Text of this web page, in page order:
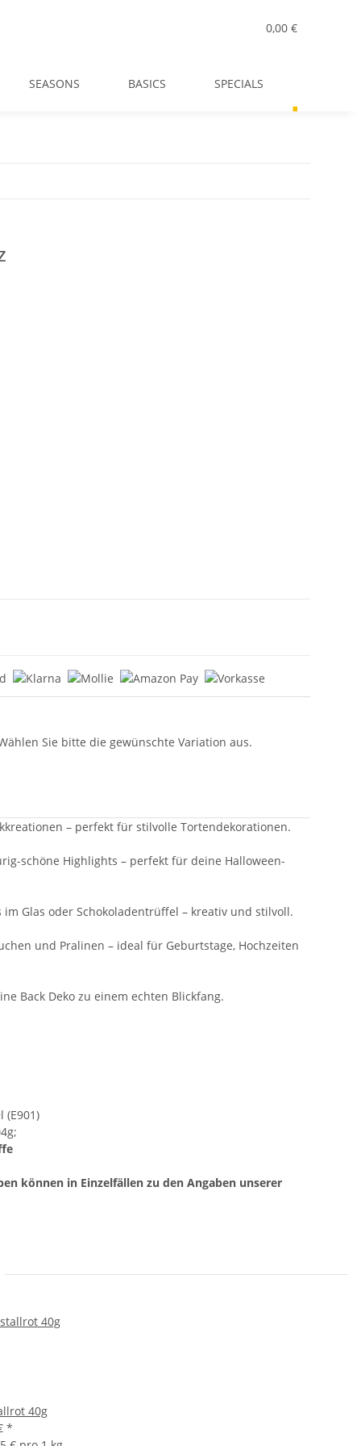
0,00 €
SEASONS BASICS SPECIALS
Sie bitte die gewünschte Variation aus.
– perfekt für stilvolle Tortendekorationen.
schöne Highlights – perfekt für deine Halloween-
Glas oder Schokoladentrüffel – kreativ und stilvoll.
und Pralinen – ideal für Geburtstage, Hochzeiten
Back Deko zu einem echten Blickfang.
(E901)
können in Einzelfällen zu den Angaben unserer
40g
*